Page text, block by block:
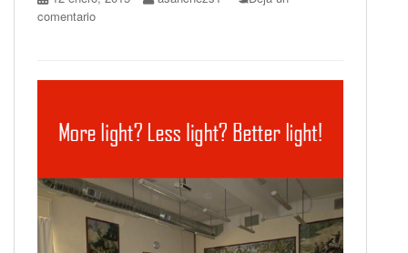
comentario